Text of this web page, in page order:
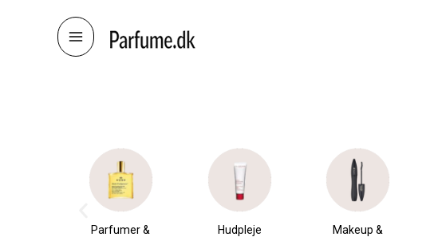
Parfumer &
Hudpleje
Makeup &